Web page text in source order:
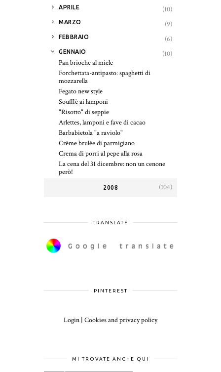
► APRILE (10)
► MARZO (9)
► FEBBRAIO (6)
▼ GENNAIO
(10)
Pan brioche al miele
Forchettata-antipasto: spaghetti di
mozzarella
Fegato new style
Soufflè ai lamponi
"Risotto" di seppie
Arlettes, lamponi e fave di cacao
Barbabietola "a raviolo"
Crème brulèe di parmigiano
Crema di porri al pepe alla rosa
La cena del 31 dicembre: non un cenone
però!
2008 (104)
TRANSLATE
PINTEREST
Login | Cookies and privacy policy
MI TROVATE ANCHE QUI